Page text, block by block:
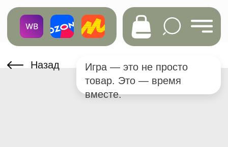
Назад
Игра — это не просто
вместе.